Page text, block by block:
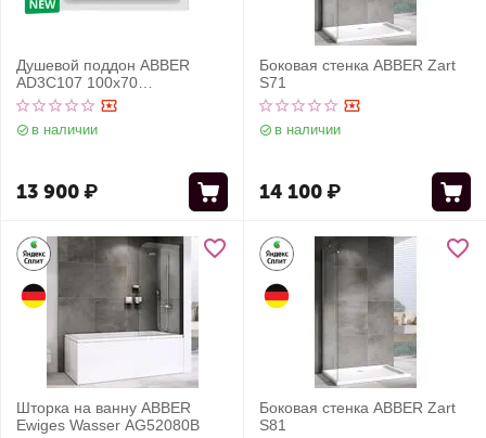
Душевой поддон ABBER
AD3C107 100х70
прямоугольный, акриловый,
белый
в наличии
13 900₽
Боковая стенка ABBER Zart
S71
в наличии
14 100₽
Шторка на ванну ABBER
Ewiges Wasser AG52080B
Боковая стенка ABBER Zart
S81